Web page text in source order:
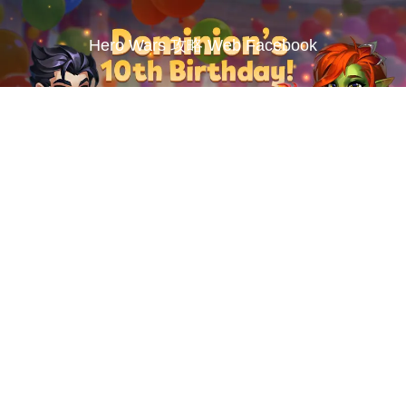
Hero Wars 攻略 Web Facebook